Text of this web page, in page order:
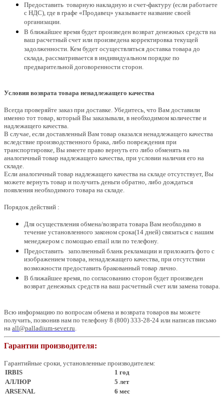
Предоставить товарную накладную и счет-фактуру (если работаете
с НДС), где в графе «Продавец» указываете название своей
организации.
В ближайшее время будет произведен возврат денежных средств на
ваш расчетный счет или произведена корректировка текущей
задолженности. Кем будет осуществляться доставка товара до
склада, рассматривается в индивидуальном порядке по
предварительной договоренности сторон.
Условия возврата товара ненадлежащего качества
Всегда проверяйте заказ при доставке. Убедитесь, что Вам доставили
именно тот товар, который Вы заказывали, в необходимом количестве и
надлежащего качества.
В случае, если доставленный Вам товар оказался ненадлежащего качества
вследствие производственного брака, либо повреждения при
транспортировке, Вы имеете право вернуть его либо обменять на
аналогичный товар надлежащего качества, при условии наличия его на
складе.
Если аналогичный товар надлежащего качества на складе отсутствует, Вы
можете вернуть товар и получить деньги обратно, либо дождаться
появления необходимого товара на складе.
Порядок действий :
Для осуществления обмена/возврата товара Вам необходимо в
течение установленного законом срока(14 дней) связаться с нашим
менеджером с помощью email или по телефону.
Предоставить заполненный бланк рекламации и приложить фото с
изображением товара, ненадлежащего качества, при отсутствии
возможности предоставить бракованный товар лично.
В ближайшее время, по согласованию сторон будет произведен
возврат денежных средств на ваш расчетный счет или замена товара.
Всю информацию по вопросам обмена и возврата товаров вы можете
получить, позвонив нам по телефону 8 (800) 333-28-24 или написав письмо
на all@palladium-sever.ru
Гарантии производителя:
Гарантийные сроки, установленные производителем:
IRBIS
1 год
АЛЛЮР
5 лет
ARSENAL
6 мес